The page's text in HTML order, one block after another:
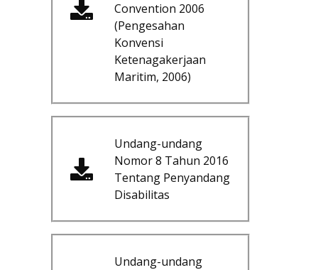
Convention 2006
(Pengesahan
Konvensi
Ketenagakerjaan
Maritim, 2006)
Undang-undang
Nomor 8 Tahun 2016
Tentang Penyandang
Disabilitas
Undang-undang